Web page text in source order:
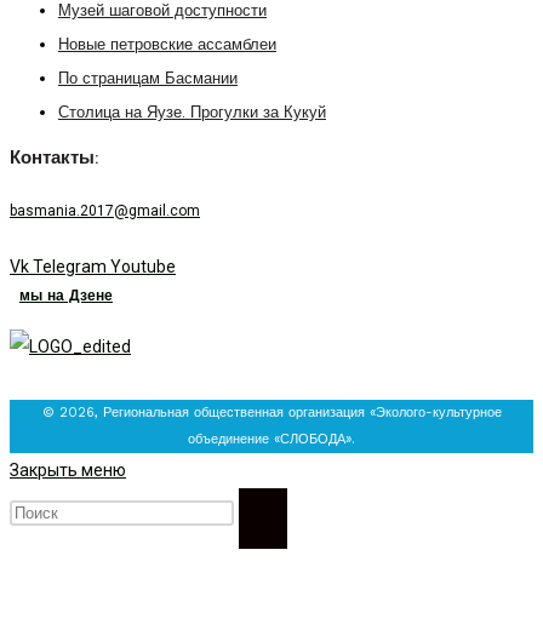
Музей шаговой доступности
Новые петровские ассамблеи
По страницам Басмании
Столица на Яузе. Прогулки за Кукуй
Контакты:
basmania.2017@gmail.com
VkTelegram Youtube
мы на Дзене
© 2026, Региональная общественная организация «Эколого-культурное
объединение «СЛОБОДА».
Закрыть меню